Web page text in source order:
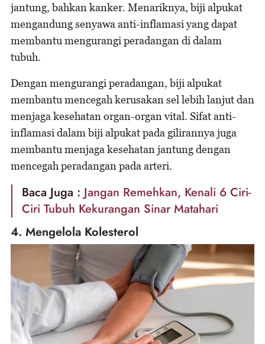
jantung, bahkan kanker. Menariknya, biji alpukat
mengandung senyawa anti-inflamasi yang dapat
membantu mengurangi peradangan di dalam
tubuh.
Dengan mengurangi peradangan, biji alpukat
membantu mencegah kerusakan sel lebih lanjut dan
menjaga kesehatan organ-organ vital. Sifat anti-
inflamasi dalam biji alpukat pada gilirannya juga
membantu menjaga kesehatan jantung dengan
mencegah peradangan pada arteri.
Baca Juga : Jangan Remehkan, Kenali 6 Ciri-
Ciri Tubuh Kekurangan Sinar Matahari
4. Mengelola Kolesterol